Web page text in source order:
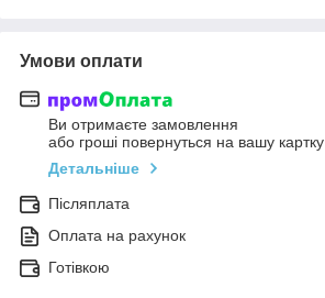
Умови оплати
Ви отримаєте замовлення
або гроші повернуться на вашу картку
Детальніше
Післяплата
Оплата на рахунок
Готівкою